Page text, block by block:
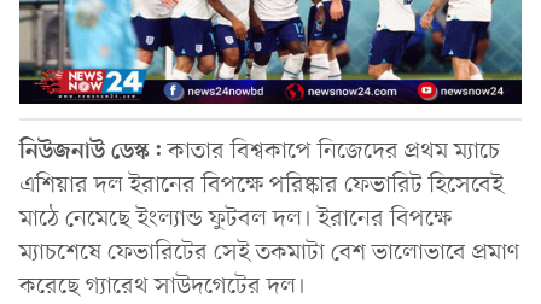
নিউজনাউ ডেস্ক:কাতার বিশ্বকাপে নিজেদের প্রথম ম্যাচে
এশিয়ার দল ইরানের বিপক্ষে পরিষ্কার ফেভারিট হিসেবেই
মাঠে নেমেছে ইংল্যান্ড ফুটবল দল। ইরানের বিপক্ষে
ম্যাচশেষে ফেভারিটের সেই তকমাটা বেশ ভালোভাবে প্রমাণ
করেছে গ্যারেথ সাউদগেটের দল।